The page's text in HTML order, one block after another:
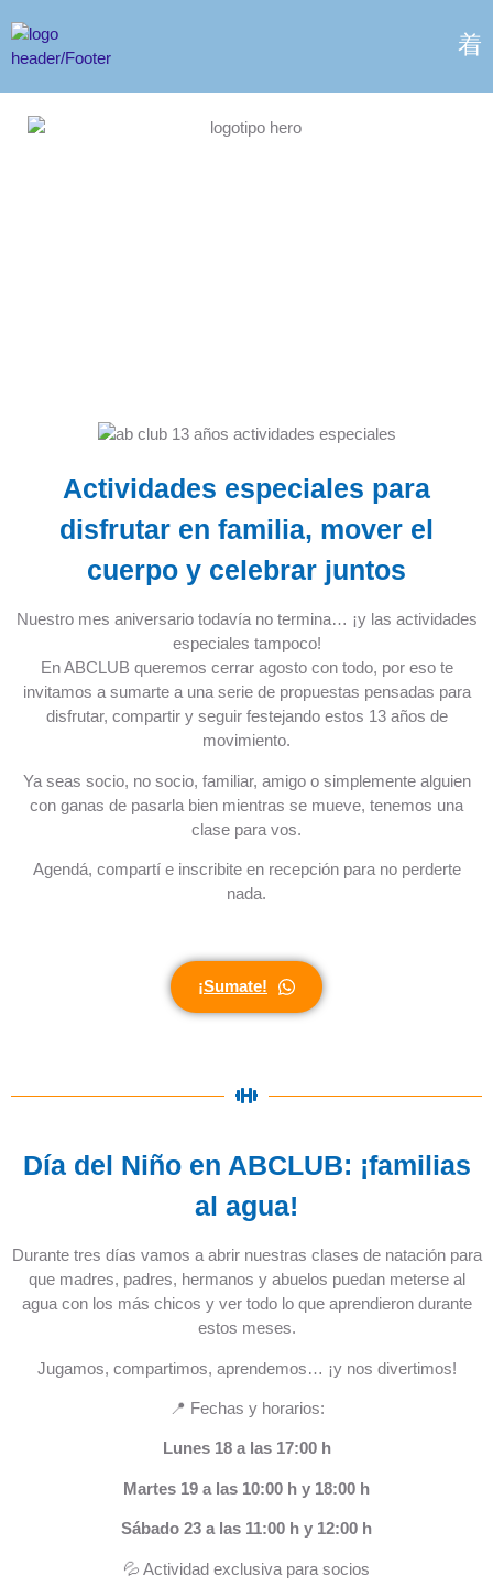
Actividades especiales para
disfrutar en familia, mover el
cuerpo y celebrar juntos
Nuestro mes aniversario todavía no termina… ¡y las actividades
especiales tampoco!
En ABCLUB queremos cerrar agosto con todo, por eso te
invitamos a sumarte a una serie de propuestas pensadas para
disfrutar, compartir y seguir festejando estos 13 años de
movimiento.
Ya seas socio, no socio, familiar, amigo o simplemente alguien
con ganas de pasarla bien mientras se mueve, tenemos una
clase para vos.
Agendá, compartí e inscribite en recepción para no perderte
nada.
¡Sumate!
Día del Niño en ABCLUB: ¡familias
al agua!
Durante tres días vamos a abrir nuestras clases de natación para
que madres, padres, hermanos y abuelos puedan meterse al
agua con los más chicos y ver todo lo que aprendieron durante
estos meses.
Jugamos, compartimos, aprendemos… ¡y nos divertimos!
📍 Fechas y horarios:
Lunes 18 a las 17:00 h
Martes 19 a las 10:00 h y 18:00 h
Sábado 23 a las 11:00 h y 12:00 h
💦 Actividad exclusiva para socios